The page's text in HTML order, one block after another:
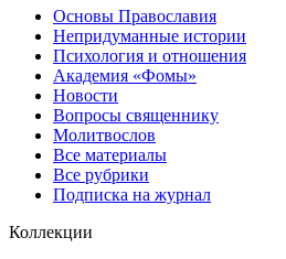
Основы Православия
Непридуманные истории
Психология и отношения
Академия «Фомы»
Новости
Вопросы священнику
Молитвослов
Все материалы
Все рубрики
Подписка на журнал
Коллекции